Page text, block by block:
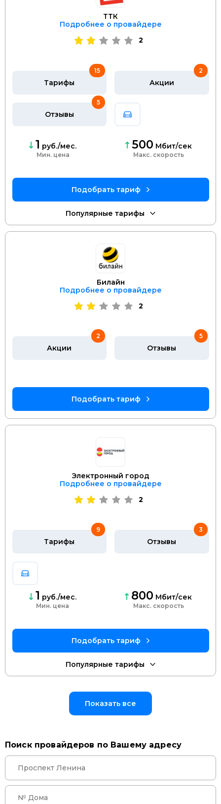
ТТК
Подробнее о провайдере
2
Тарифы
15
Акции
2
Отзывы
5
1 руб./мес.
Мин. цена
500 Мбит/сек
скорость
Билайн
Подробнее о провайдере
2
Акции
2
Отзывы
5
Электронный город
Подробнее о провайдере
2
Тарифы
9
Отзывы
3
1 руб./мес.
Мин. цена
800 Мбит/сек
скорость
Показать все
Поиск провайдеров по Вашему адресу